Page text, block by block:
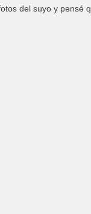
del suyo y pensé